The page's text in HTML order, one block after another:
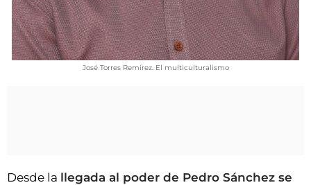
HORÓSCOPO
ESQUELAS
José Torres Remírez. El multiculturalismo
Desde la llegada al poder de Pedro Sánchez se